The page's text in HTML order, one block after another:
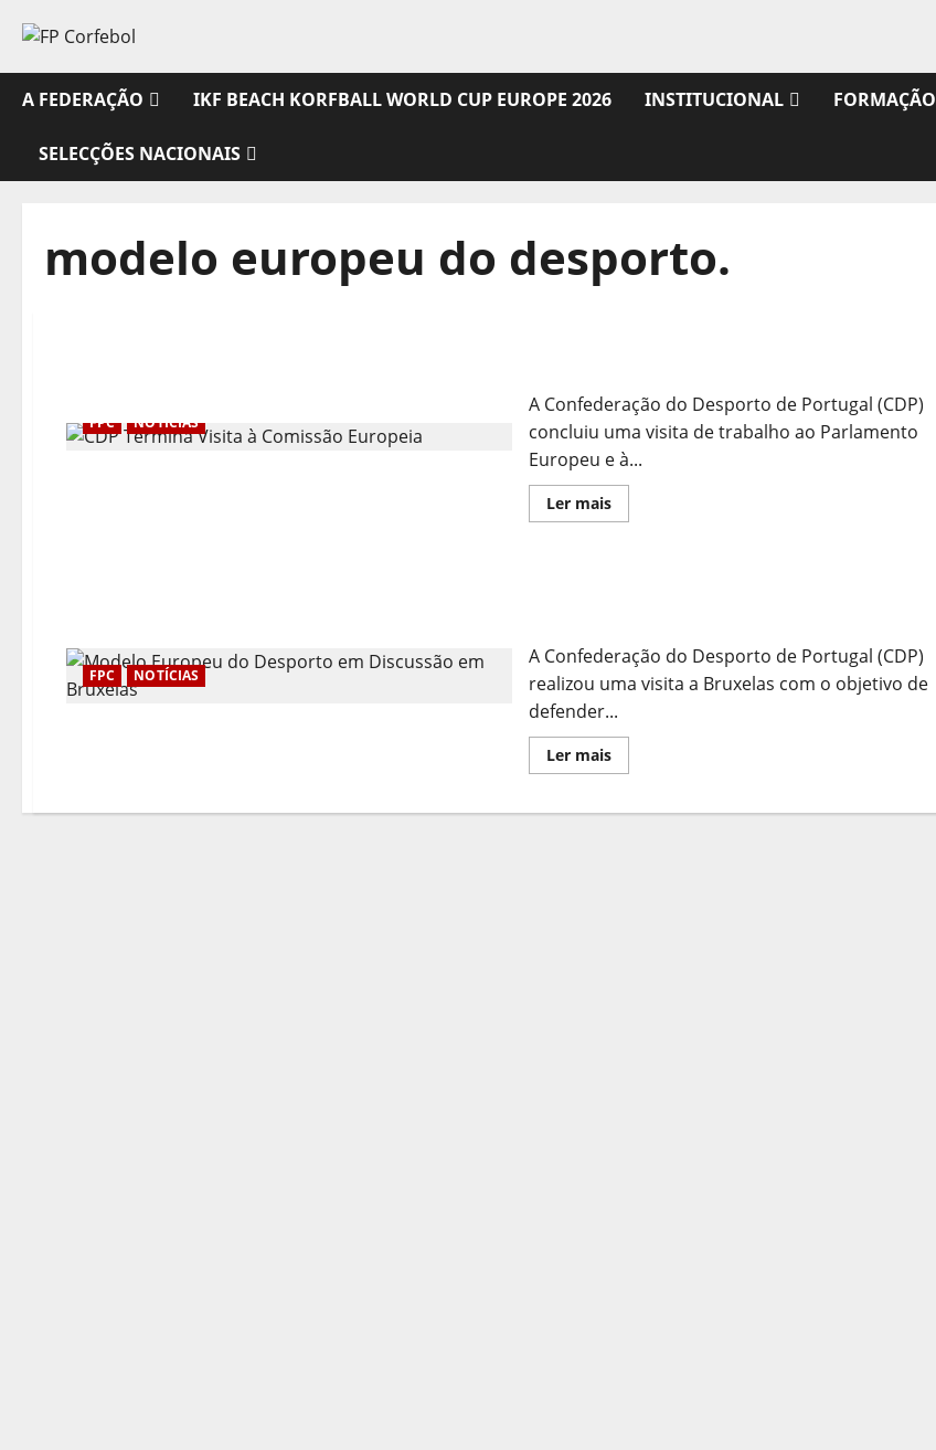
para
o
conteúdo
A FEDERAÇÃO IKF BEACH KORFBALL WORLD CUP EUROPE 2026 INSTITUCIONAL FORMAÇÃO
SELECÇÕES NACIONAIS
modelo europeu do desporto.
FPC NOTÍCIAS
A Confederação do Desporto de Portugal (CDP)
concluiu uma visita de trabalho ao Parlamento
Europeu e à...
Ler maisLeia
mais
FPC NOTÍCIAS
A Confederação do Desporto de Portugal (CDP)
realizou uma visita a Bruxelas com o objetivo de
defender...
Ler maisLeia
mais
Europeu